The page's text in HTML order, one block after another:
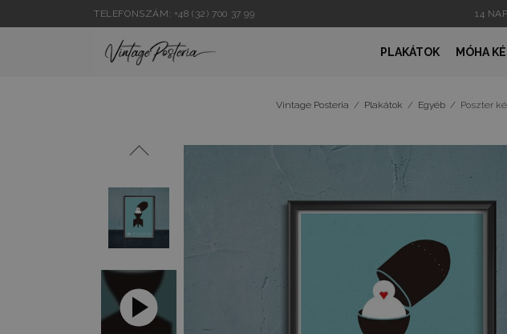
TELEFONSZÁM: +48 (32) 700 37 99 14
PLAKÁTOK MÓHA
Vintage Posteria / Plakátok / Egyéb / Poszter